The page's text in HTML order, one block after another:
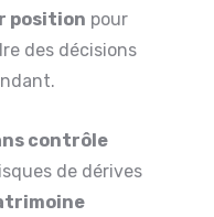
position pour
des décisions
contrôle
de dérives